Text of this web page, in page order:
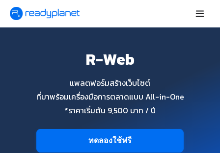
R-Web
แพลตฟอร์มสร้างเว็บไซต์
ที่มาพร้อมเครื่องมือการตลาดแบบ All-in-One
*ราคาเริ่มต้น 9,500 บาท / ปี
ทดลองใช้ฟรี